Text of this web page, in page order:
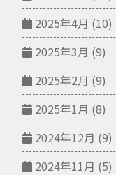
2025年4月 (10)
2025年3月 (9)
2025年2月 (9)
2025年1月 (8)
2024年12月 (9)
2024年11月 (5)